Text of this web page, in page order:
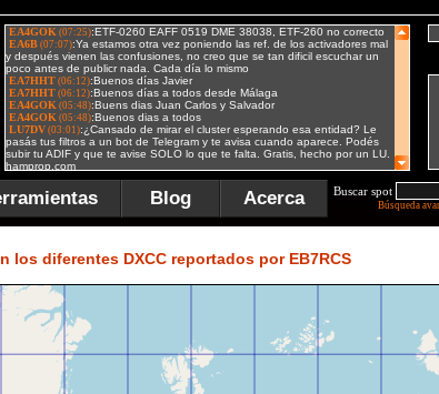
Blog Acerca Buscar spot
Búsqueda
los diferentes DXCC reportados por EB7RCS
HR IR JR KR LR MR NR